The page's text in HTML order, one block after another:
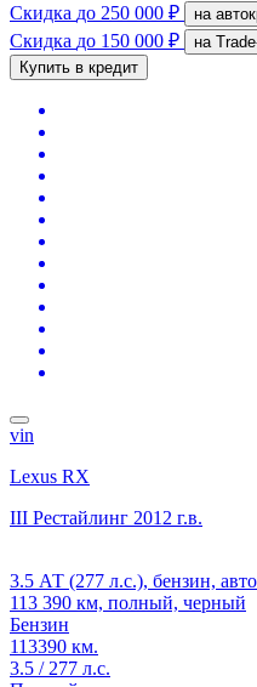
Скидка до 250 000 ₽ на
Скидка до 150 000 ₽
на
Купить в кредит
vin
Lexus RX
III Рестайлинг 2012 г.в.
3.5 АТ (277 л.с.), бензин,
113 390 км, полный, черный
Бензин
113390 км.
3.5 / 277 л.с.